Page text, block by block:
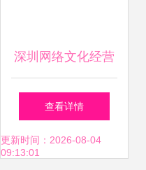
深圳网络文化经营
许可证办理全攻略
流程、材料与注意
查看详情
更新时间：2026-08-04
09:13:01